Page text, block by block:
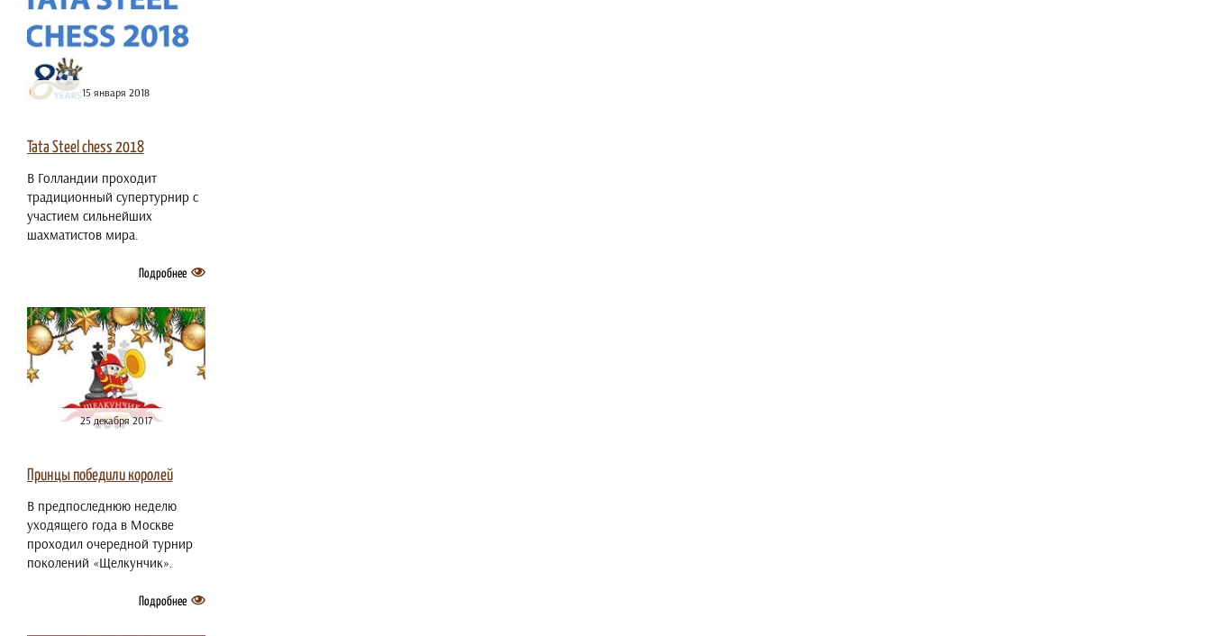
15 января 2018
Tata Steel chess 2018
В Голландии проходит
традиционный супертурнир с
участием сильнейших
шахматистов мира.
Подробнее
25 декабря 2017
Принцы победили королей
В предпоследнюю неделю
уходящего года в Москве
проходил очередной турнир
поколений «Щелкунчик».
Подробнее